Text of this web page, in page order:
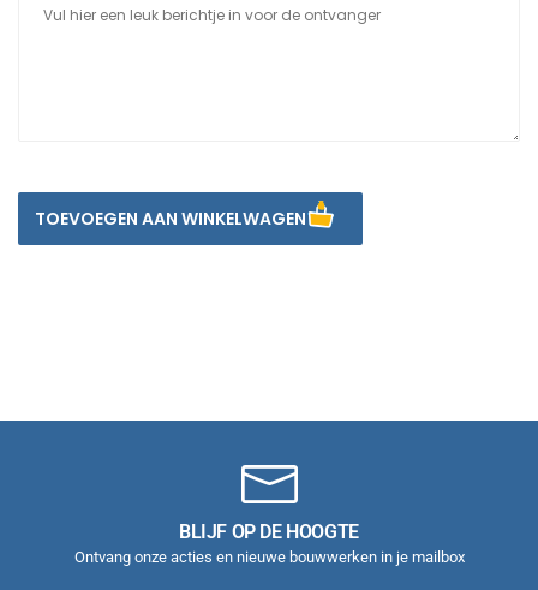
TOEVOEGEN AAN WINKELWAGEN
BLIJF OP DE HOOGTE
Ontvang onze acties en nieuwe bouwwerken in je mailbox